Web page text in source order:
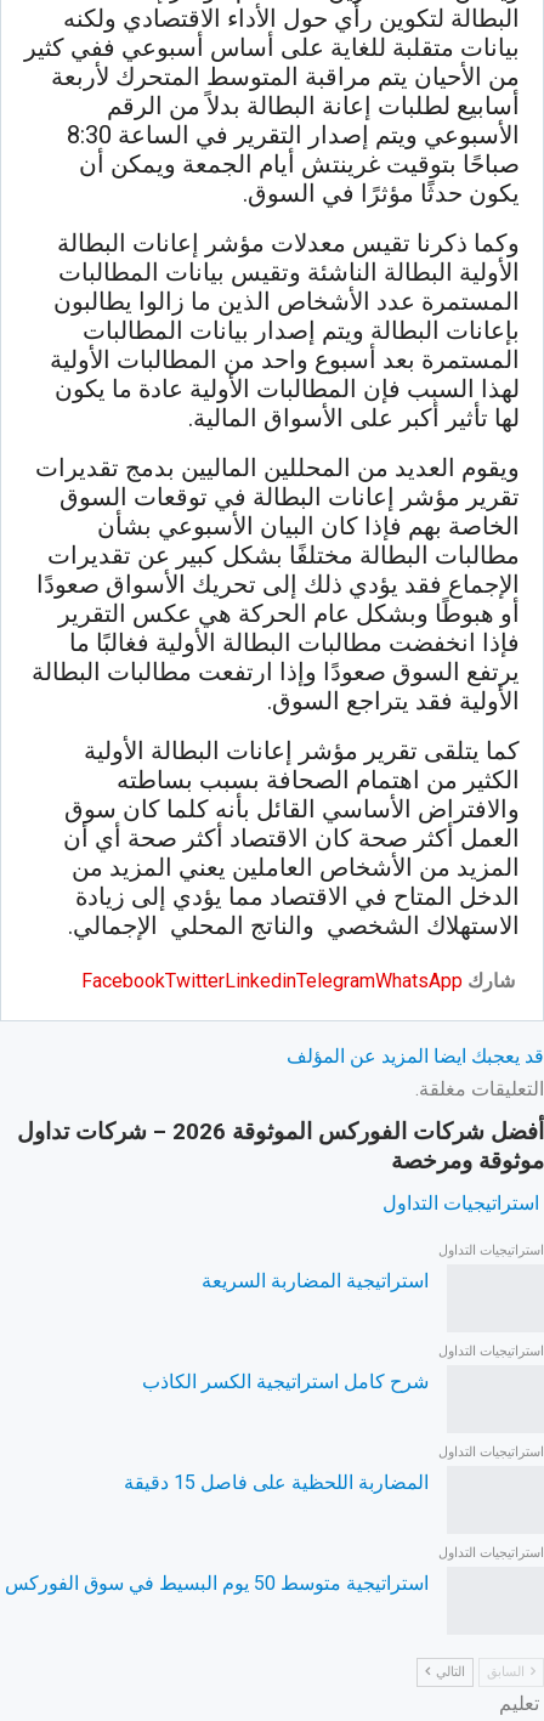
البطالة لتكوين رأي حول الأداء الاقتصادي ولكنه
بيانات متقلبة للغاية على أساس أسبوعي ففي كثير
من الأحيان يتم مراقبة المتوسط ​​المتحرك لأربعة
أسابيع لطلبات إعانة البطالة بدلاً من الرقم
الأسبوعي ويتم إصدار التقرير في الساعة 8:30
صباحًا بتوقيت غرينتش أيام الجمعة ويمكن أن
يكون حدثًا مؤثرًا في السوق.
وكما ذكرنا تقيس معدلات مؤشر إعانات البطالة
الأولية البطالة الناشئة وتقيس بيانات المطالبات
المستمرة عدد الأشخاص الذين ما زالوا يطالبون
بإعانات البطالة ويتم إصدار بيانات المطالبات
المستمرة بعد أسبوع واحد من المطالبات الأولية
لهذا السبب فإن المطالبات الأولية عادة ما يكون
لها تأثير أكبر على الأسواق المالية.
ويقوم العديد من المحللين الماليين بدمج تقديرات
تقرير مؤشر إعانات البطالة في توقعات السوق
الخاصة بهم فإذا كان البيان الأسبوعي بشأن
مطالبات البطالة مختلفًا بشكل كبير عن تقديرات
الإجماع فقد يؤدي ذلك إلى تحريك الأسواق صعودًا
أو هبوطًا وبشكل عام الحركة هي عكس التقرير
فإذا انخفضت مطالبات البطالة الأولية فغالبًا ما
يرتفع السوق صعودًا وإذا ارتفعت مطالبات البطالة
الأولية فقد يتراجع السوق.
كما يتلقى تقرير مؤشر إعانات البطالة الأولية
الكثير من اهتمام الصحافة بسبب بساطته
والافتراض الأساسي القائل بأنه كلما كان سوق
العمل أكثر صحة كان الاقتصاد أكثر صحة أي أن
المزيد من الأشخاص العاملين يعني المزيد من
الدخل المتاح في الاقتصاد مما يؤدي إلى زيادة
الاستهلاك الشخصي والناتج المحلي الإجمالي.
شارك FacebookTwitterLinkedinTelegramWhatsApp
قد يعجبك ايضا المزيد عن المؤلف
التعليقات مغلقة.
أفضل شركات الفوركس الموثوقة 2026 – شركات تداول
موثوقة ومرخصة
استراتيجيات التداول
استراتيجيات التداول
استراتيجية المضاربة السريعة
استراتيجيات التداول
شرح كامل استراتيجية الكسر الكاذب
استراتيجيات التداول
المضاربة اللحظية على فاصل 15 دقيقة
استراتيجيات التداول
استراتيجية متوسط 50 يوم البسيط في سوق الفوركس
السابق التالي
تعليم